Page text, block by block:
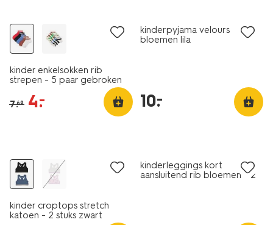
kinder enkelsokken rib
strepen - 5 paar gebroken
7.69 4.
–
kinderpyjama velours
bloemen lila
10.
–
kinder croptops stretch
katoen - 2 stuks zwart
kinderleggings kort
aansluitend rib bloemen - 2